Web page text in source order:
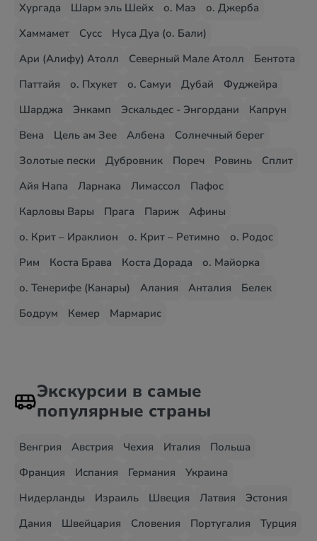
Хургада Шарм эль Шейх о. Маэ
о. Джерба
Хаммамет
Сусс
Нуса Дуа (о. Бали)
Ари (Алифу) Атолл
Северный Мале Атолл
Бентота
Паттайя
о. Пхукет о. Самуи Дубай
Фуджейра
Шарджа
Энкамп Эскальдес - Энгордани
Капрун
Вена
Цель ам Зее Албена
Солнечный берег
Золотые пески
Дубровник Пореч Ровинь
Сплит
Айя Напа
Ларнака Лимассол
Пафос
Карловы Вары
Прага Париж
Афины
о. Крит – Ираклион
о. Крит – Ретимно
о. Родос
Рим
Коста Брава Коста Дорада
о. Майорка
о. Тенерифе (Канары)
Алания Анталия
Белек
Бодрум
Кемер Мармарис
Экскурсии в самые
популярные страны
Венгрия Австрия Чехия Италия
Польша
Франция
Испания Германия
Украина
Нидерланды
Израиль Швеция Латвия
Эстония
Дания
Швейцария Словения Португалия
Турция